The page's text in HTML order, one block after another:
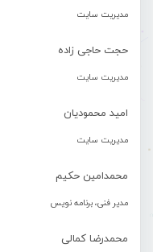
مدیریت سایت
حجت حاجی زاده
مدیریت سایت
امید محمودیان
مدیریت سایت
محمدامین حکیم
مدیر فنی، برنامه نویس
محمدرضا کمالی